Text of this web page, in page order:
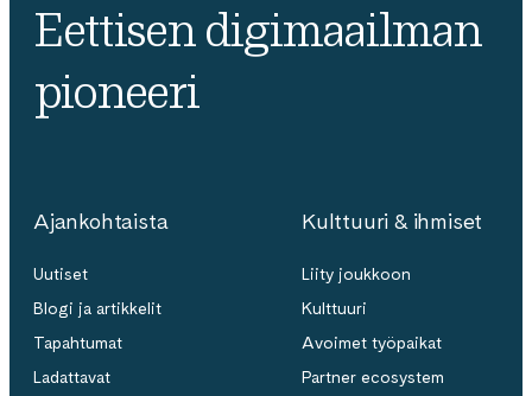
Eettisen digimaailman
pioneeri
Ajankohtaista
Uutiset
Blogi ja artikkelit
Tapahtumat
Ladattavat
Kulttuuri & ihmiset
Liity joukkoon
Kulttuuri
Avoimet työpaikat
Partner ecosystem